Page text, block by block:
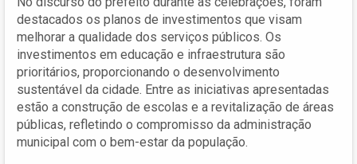
destacados os planos de investimentos que visam
melhorar a qualidade dos serviços públicos. Os
investimentos em educação e infraestrutura são
prioritários, proporcionando o desenvolvimento
sustentável da cidade. Entre as iniciativas apresentadas
estão a construção de escolas e a revitalização de áreas
públicas, refletindo o compromisso da administração
municipal com o bem-estar da população.